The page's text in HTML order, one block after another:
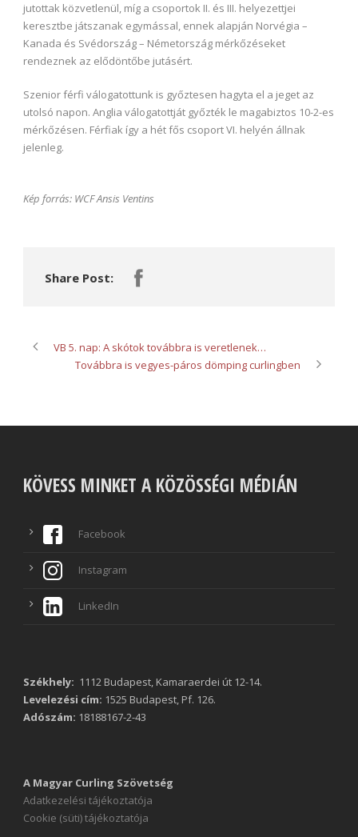
jutottak közvetlenül, míg a csoportok II. és III. helyezettjei
keresztbe játszanak egymással, ennek alapján Norvégia –
Kanada és Svédország – Németország mérkőzéseket
rendeznek az elődöntőbe jutásért.
Szenior férfi válogatottunk is győztesen hagyta el a jeget az
utolsó napon. Anglia válogatottját győzték le magabiztos 10-2-es
mérkőzésen. Férfiak így a hét fős csoport VI. helyén állnak
jelenleg.
Kép forrás: WCF Ansis Ventins
Share Post:
VB 5. nap: A skótok továbbra is veretlenek…
Továbbra is vegyes-páros dömping curlingben
KÖVESS MINKET A KÖZÖSSÉGI MÉDIÁN
Facebook
Instagram
LinkedIn
Székhely: 1112 Budapest, Kamaraerdei út 12-14.
Levelezési cím: 1525 Budapest, Pf. 126.
Adószám: 18188167-2-43
A Magyar Curling Szövetség
Adatkezelési tájékoztatója
Cookie (süti) tájékoztatója